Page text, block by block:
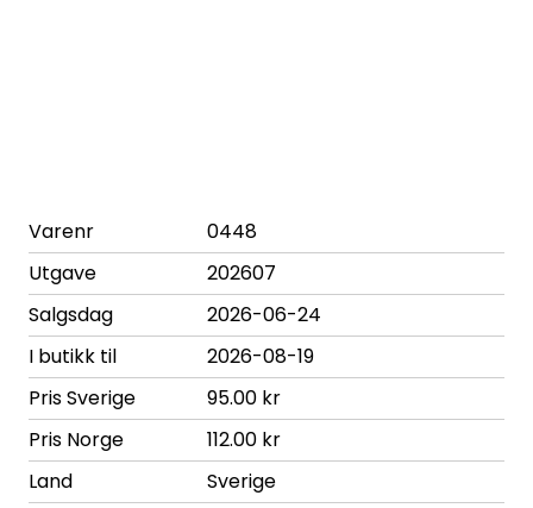
Varenr
0448
Utgave
202607
Salgsdag
2026-06-24
I butikk til
2026-08-19
Pris Sverige
95.00 kr
Pris Norge
112.00 kr
Land
Sverige